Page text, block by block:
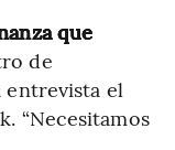
que
de
entrevista el
“Necesitamos